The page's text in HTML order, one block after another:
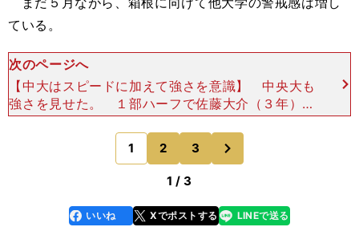
ている。
次のページへ
【中大はスピードに加えて強さを意識】 中央大も
強さを見せた。 １部ハーフで佐藤大介（３年）が
日本人トップの２位と快走し、田中伶央（３年）が
12位。１部10000mでは三宅悠斗（２年）が28分2
2秒
1 2 3
1 / 3
faceboo
k
いいね Xでポストする
line LINEで送る